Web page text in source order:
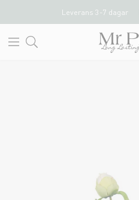
Leverans 3-7 dagar